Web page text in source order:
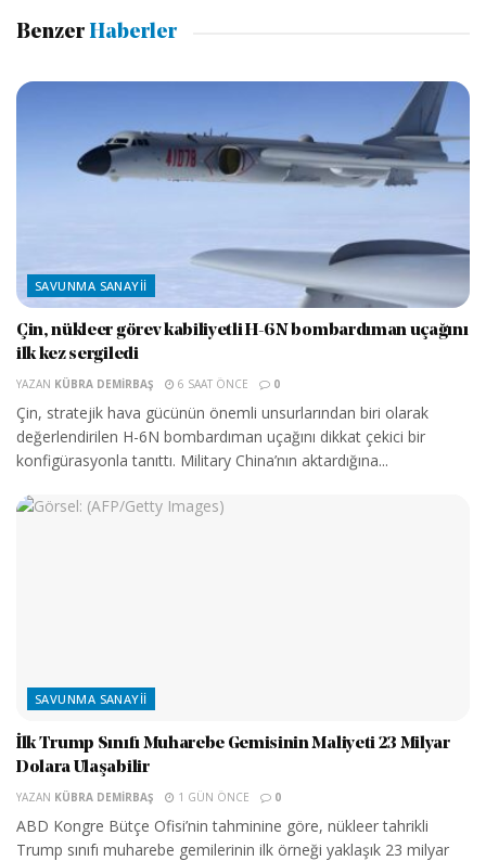
Benzer Haberler
SAVUNMA SANAYII
Çin, nükleer görev kabiliyetli H-6N bombardıman uçağını
ilk kez sergiledi
YAZAN KÜBRA DEMIRBAŞ 6 SAAT ÖNCE 0
Çin, stratejik hava gücünün önemli unsurlarından biri olarak
değerlendirilen H-6N bombardıman uçağını dikkat çekici bir
konfigürasyonla tanıttı. Military China’nın aktardığına...
SAVUNMA SANAYII
İlk Trump Sınıfı Muharebe Gemisinin Maliyeti 23 Milyar
Dolara Ulaşabilir
YAZAN KÜBRA DEMIRBAŞ 1 GÜN ÖNCE 0
ABD Kongre Bütçe Ofisi’nin tahminine göre, nükleer tahrikli
Trump sınıfı muharebe gemilerinin ilk örneği yaklaşık 23 milyar